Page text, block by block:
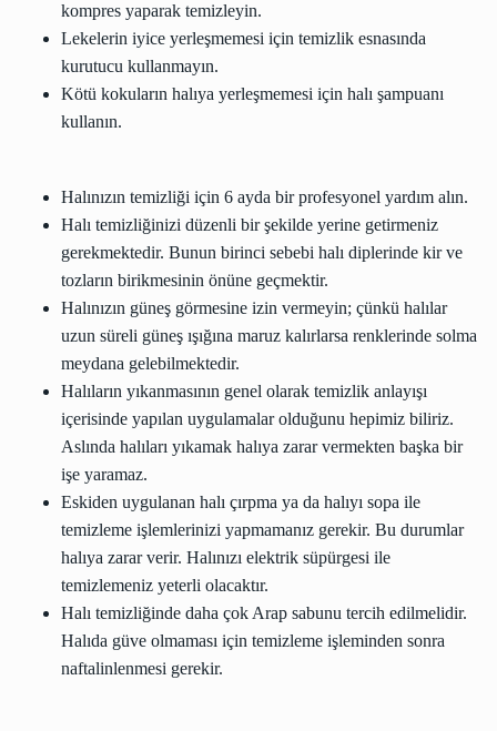
kompres yaparak temizleyin.
Lekelerin iyice yerleşmemesi için temizlik esnasında
kurutucu kullanmayın.
Kötü kokuların halıya yerleşmemesi için halı şampuanı
kullanın.
Halınızın temizliği için 6 ayda bir profesyonel yardım alın.
Halı temizliğinizi düzenli bir şekilde yerine getirmeniz
gerekmektedir. Bunun birinci sebebi halı diplerinde kir ve
tozların birikmesinin önüne geçmektir.
Halınızın güneş görmesine izin vermeyin; çünkü halılar
uzun süreli güneş ışığına maruz kalırlarsa renklerinde solma
meydana gelebilmektedir.
Halıların yıkanmasının genel olarak temizlik anlayışı
içerisinde yapılan uygulamalar olduğunu hepimiz biliriz.
Aslında halıları yıkamak halıya zarar vermekten başka bir
işe yaramaz.
Eskiden uygulanan halı çırpma ya da halıyı sopa ile
temizleme işlemlerinizi yapmamanız gerekir. Bu durumlar
halıya zarar verir. Halınızı elektrik süpürgesi ile
temizlemeniz yeterli olacaktır.
Halı temizliğinde daha çok Arap sabunu tercih edilmelidir.
Halıda güve olmaması için temizleme işleminden sonra
naftalinlenmesi gerekir.